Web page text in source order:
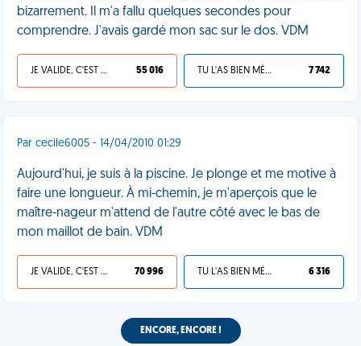
bizarrement. Il m'a fallu quelques secondes pour
comprendre. J'avais gardé mon sac sur le dos. VDM
JE VALIDE, C'EST UNE VDM 55 016 TU L'AS BIEN MÉRITÉ 7 742
Par cecile6005 - 14/04/2010 01:29
Aujourd'hui, je suis à la piscine. Je plonge et me motive à
faire une longueur. À mi-chemin, je m'aperçois que le
maître-nageur m'attend de l'autre côté avec le bas de
mon maillot de bain. VDM
JE VALIDE, C'EST UNE VDM 70 996 TU L'AS BIEN MÉRITÉ 6 316
ENCORE, ENCORE !